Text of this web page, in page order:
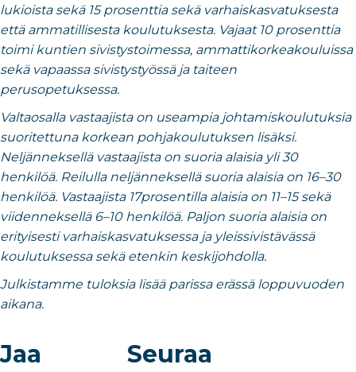
lukioista sekä 15 prosenttia sekä varhaiskasvatuksesta
että ammatillisesta koulutuksesta. Vajaat 10 prosenttia
toimi kuntien sivistystoimessa, ammattikorkeakouluissa
sekä vapaassa sivistystyössä ja taiteen
perusopetuksessa.
Valtaosalla vastaajista on useampia johtamiskoulutuksia
suoritettuna korkean pohjakoulutuksen lisäksi.
Neljänneksellä vastaajista on suoria alaisia yli 30
henkilöä. Reilulla neljänneksellä suoria alaisia on 16–30
henkilöä. Vastaajista 17prosentilla alaisia on 11–15 sekä
viidenneksellä 6–10 henkilöä. Paljon suoria alaisia on
erityisesti varhaiskasvatuksessa ja yleissivistävässä
koulutuksessa sekä etenkin keskijohdolla.
Julkistamme tuloksia lisää parissa erässä loppuvuoden
aikana.
Jaa Seuraa